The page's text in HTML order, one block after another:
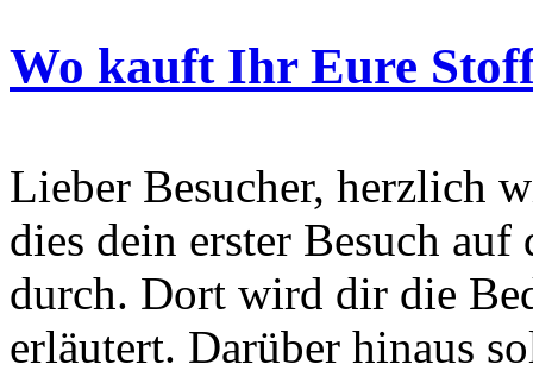
Wo kauft Ihr Eure
Lieber Besucher, herzlich
dies dein erster Besuch
durch. Dort wird dir die
erläutert. Darüber hinaus